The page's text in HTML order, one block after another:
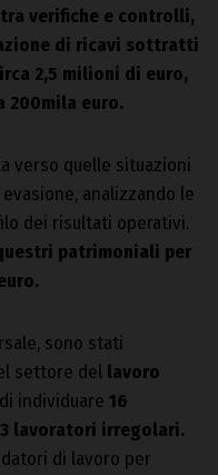
verifiche e controlli,
di ricavi sottratti
2,5 milioni di euro,
200mila euro.
verso quelle situazioni
analizzando le
dei risultati operativi.
patrimoniali per
sono stati
settore del lavoro
individuare 16
lavoratori irregolari.
di lavoro per